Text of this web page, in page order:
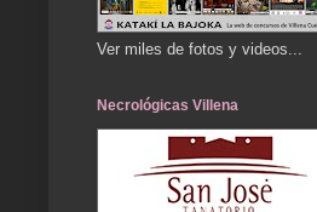
Ver miles de fotos y videos...
Necrológicas Villena